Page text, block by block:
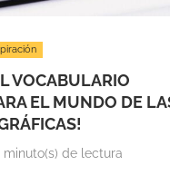
VOCABULARIO
EL MUNDO DE
minuto(s) de lectura